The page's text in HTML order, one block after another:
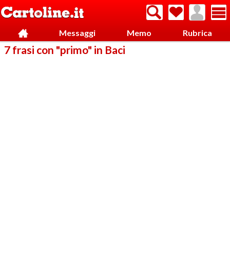
Messaggi Memo Rubrica
7 frasi con "primo" in Baci